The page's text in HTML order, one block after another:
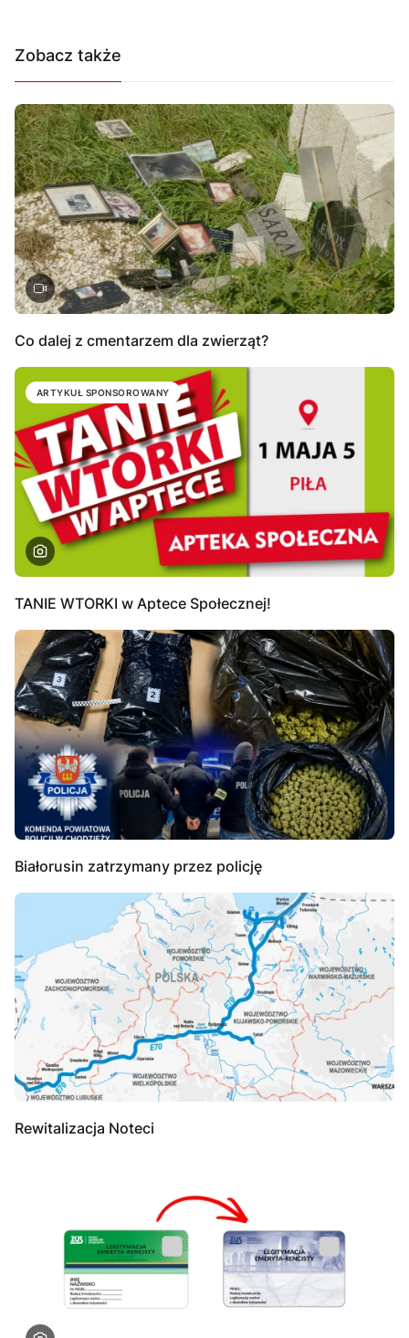
Zobacz także
Co dalej z cmentarzem dla zwierząt?
ARTYKUŁ SPONSOROWANY
TANIE WTORKI w Aptece Społecznej!
Białorusin zatrzymany przez policję
Rewitalizacja Noteci